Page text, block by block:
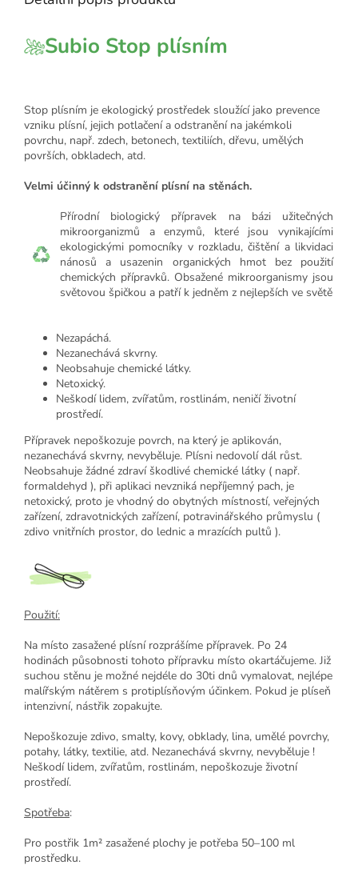
Subio Stop plísním
Stop plísním je ekologický prostředek sloužící jako prevence
vzniku plísní, jejich potlačení a odstranění na jakémkoli
povrchu, např. zdech, betonech, textiliích, dřevu, umělých
površích, obkladech, atd.
Velmi účinný k odstranění plísní na stěnách.
Přírodní biologický přípravek na bázi užitečných
mikroorganizmů a enzymů, které jsou vynikajícími
ekologickými pomocníky v rozkladu, čištění a likvidaci
nánosů a usazenin organických hmot bez použití
chemických přípravků. Obsažené mikroorganismy jsou
světovou špičkou a patří k jedněm z nejlepších ve světě
Nezapáchá.
Nezanechává skvrny.
Neobsahuje chemické látky.
Netoxický.
Neškodí lidem, zvířatům, rostlinám, neničí životní
prostředí.
Přípravek nepoškozuje povrch, na který je aplikován,
nezanechává skvrny, nevyběluje. Plísni nedovolí dál růst.
Neobsahuje žádné zdraví škodlivé chemické látky ( např.
formaldehyd ), při aplikaci nevzniká nepříjemný pach, je
netoxický, proto je vhodný do obytných místností, veřejných
zařízení, zdravotnických zařízení, potravinářského průmyslu (
zdivo vnitřních prostor, do lednic a mrazících pultů ).
Použití:
Na místo zasažené plísní rozprášíme přípravek. Po 24
hodinách působnosti tohoto přípravku místo okartáčujeme. Již
suchou stěnu je možné nejdéle do 30ti dnů vymalovat, nejlépe
malířským nátěrem s protiplísňovým účinkem. Pokud je plíseň
intenzivní, nástřik zopakujte.
Nepoškozuje zdivo, smalty, kovy, obklady, lina, umělé povrchy,
potahy, látky, textilie, atd. Nezanechává skvrny, nevyběluje !
Neškodí lidem, zvířatům, rostlinám, nepoškozuje životní
prostředí.
Spotřeba:
Pro postřik 1m² zasažené plochy je potřeba 50–100 ml
prostředku.